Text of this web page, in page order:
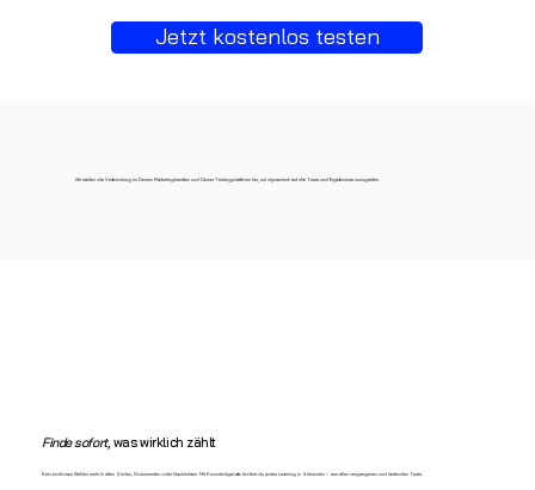
Jetzt kostenlos testen
Wir stellen die Verbindung zu Deinen Marketingkanälen und Deiner Testingplattform her, um dynamisch auf die Tests und Ergebnisse zuzugreifen.
Finde sofort, was wirklich zählt
Kein endloses Wühlen mehr in alten Slides, Dokumenten oder Nachrichten. Mit KnowledgeLab findest du jedes Learning in Sekunden – aus allen vergangenen und laufenden Tests.